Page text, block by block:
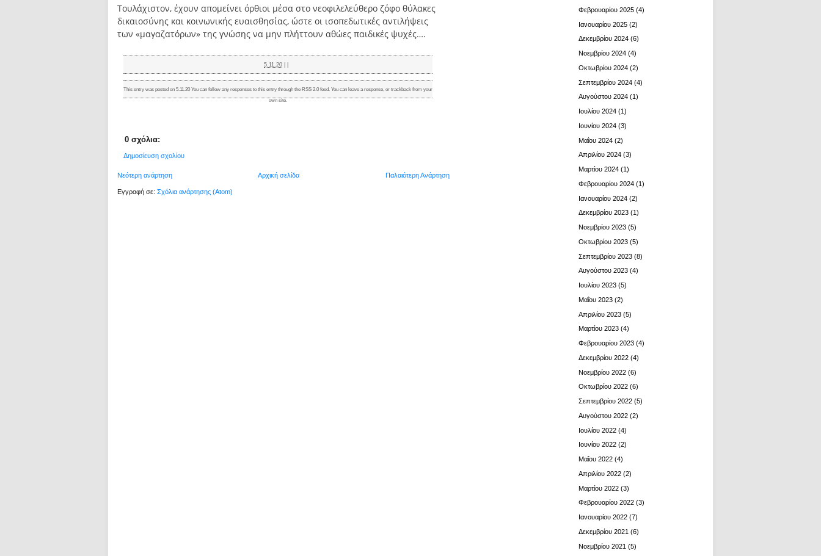
Φεβρουαρίου 2025 (4)
Ιανουαρίου 2025 (2)
Δεκεμβρίου 2024 (6)
Νοεμβρίου 2024 (4)
Οκτωβρίου 2024 (2)
Σεπτεμβρίου 2024 (4)
Αυγούστου 2024 (1)
Ιουλίου 2024 (1)
Ιουνίου 2024 (3)
Μαΐου 2024 (2)
Απριλίου 2024 (3)
Μαρτίου 2024 (1)
Φεβρουαρίου 2024 (1)
Ιανουαρίου 2024 (2)
Δεκεμβρίου 2023 (1)
Νοεμβρίου 2023 (5)
Οκτωβρίου 2023 (5)
Σεπτεμβρίου 2023 (8)
Αυγούστου 2023 (4)
Ιουλίου 2023 (5)
Μαΐου 2023 (2)
Απριλίου 2023 (5)
Μαρτίου 2023 (4)
Φεβρουαρίου 2023 (4)
Δεκεμβρίου 2022 (4)
Νοεμβρίου 2022 (6)
Οκτωβρίου 2022 (6)
Σεπτεμβρίου 2022 (5)
Αυγούστου 2022 (2)
Ιουλίου 2022 (4)
Ιουνίου 2022 (2)
Μαΐου 2022 (4)
Απριλίου 2022 (2)
Μαρτίου 2022 (3)
Φεβρουαρίου 2022 (3)
Ιανουαρίου 2022 (7)
Δεκεμβρίου 2021 (6)
Νοεμβρίου 2021 (5)
Τουλάχιστον, έχουν απομείνει όρθιοι μέσα στο νεοφιλελεύθερο ζόφο θύλακες
δικαιοσύνης και κοινωνικής ευαισθησίας, ώστε οι ισοπεδωτικές αντιλήψεις
των «μαγαζατόρων» της γνώσης να μην πλήττουν αθώες παιδικές ψυχές….
5.11.20
This entry was posted on 5.11.20 You can follow any responses to this entry through the RSS 2.0 feed. You can leave a response, ortrackback from your
own site.
0 σχόλια:
Δημοσίευση σχολίου
Νεότερη ανάρτηση Παλαιότερη Ανάρτηση
Αρχική σελίδα
Εγγραφή σε: Σχόλια ανάρτησης (Atom)